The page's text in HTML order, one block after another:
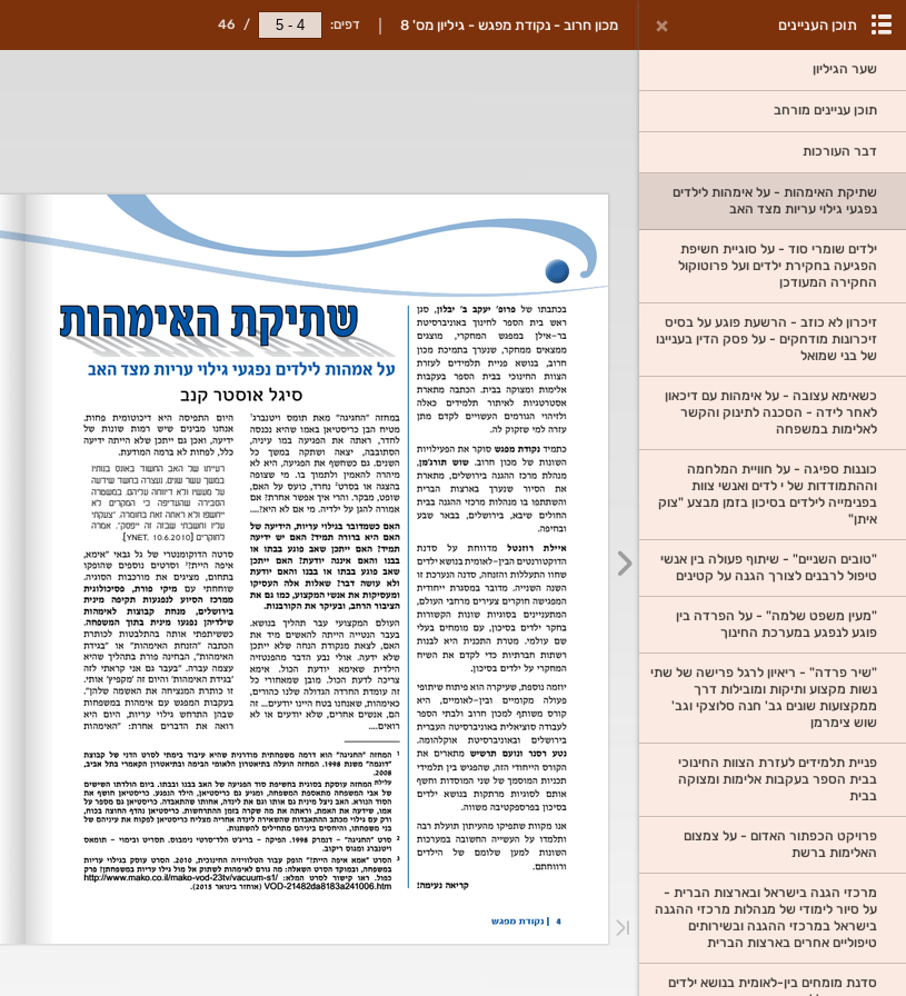
מכון חרוב - נקודת מפגש - גיליון מס' 8 דפים: /
46 תוכן העניינים
שער הגיליון
תוכן עניינים מורחב
דבר העורכות
שתיקת האימהות - על אימהות לילדים
נפגעי גילוי עריות מצד האב
ילדים שומרי סוד - על סוגיית חשיפת
הפגיעה בחקירת ילדים ועל פרוטוקול
החקירה המעודכן
זיכרון לא כוזב - הרשעת פוגע על בסיס
זיכרונות מודחקים - על פסק הדין בעניינו
של בני שמואל
כשאימא עצובה - על אימהות עם דיכאון
לאחר לידה - הסכנה לתינוק והקשר
לאלימות במשפחה
כוננות ספיגה - על חוויית המלחמה
וההתמודדות של י לדים ואנשי צוות
בפנימייה לילדים בסיכון בזמן מבצע "צוק
איתן"
"טובים השניים" - שיתוף פעולה בין אנשי
טיפול לרבנים לצורך הגנה על קטינים
"מעין משפט שלמה" - על הפרדה בין
פוגע לנפגע במערכת החינוך
"שיר פרדה" - ריאיון לרגל פרישה של שתי
נשות מקצוע ותיקות ומובילות דרך
ממקצועות שונים גב' חנה סלוצקי וגב'
שוש צימרמן
פניית תלמידים לעזרת הצוות החינוכי
בבית הספר בעקבות אלימות ומצוקה
בבית
פרויקט הכפתור האדום - על צמצום
האלימות ברשת
מרכזי הגנה בישראל ובארצות הברית -
על סיור לימודי של מנהלות מרכזי ההגנה
בישראל במרכזי ההגנה ובשירותים
טיפוליים אחרים בארצות הברית
סדנת מומחים בין-לאומית בנושא ילדים